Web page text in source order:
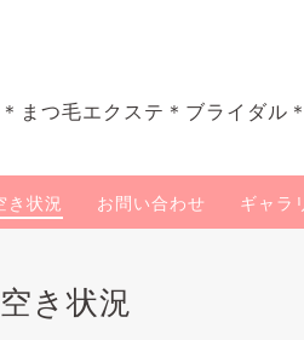
まつ毛エクステ＊ブライダル
き状況 お問い合わせ ギャラ
き状況